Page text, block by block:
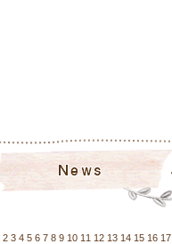
2 3 4 5 6 7 8 9 10 11 12 13 14 15 16 17